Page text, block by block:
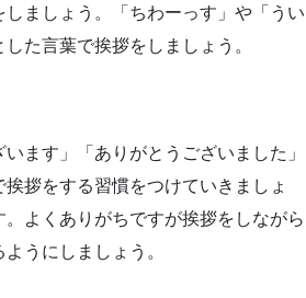
ましょう。
「ちわーっす」や「うい
した言葉で挨拶をしましょう。
ます」
「ありがとうございました」
挨拶をする習慣をつけていきましょ
よくありがちですが挨拶をしながら
うにしましょう。